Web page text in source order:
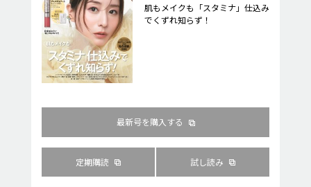
肌もメイクも「スタミナ」仕込み
でくずれ知らず！
最新号を購入する
定期購読 試し読み